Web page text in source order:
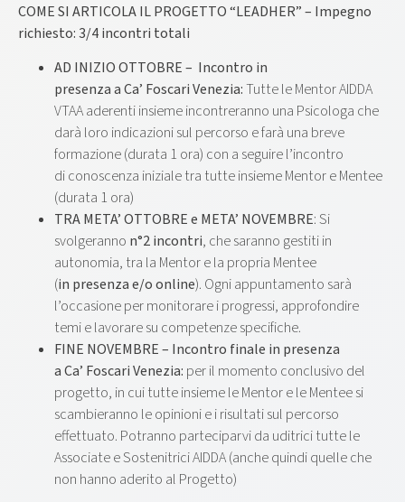
COME SI ARTICOLA IL PROGETTO “LEADHER” – Impegno
richiesto: 3/4 incontri totali
AD INIZIO OTTOBRE – Incontro in
presenza a Ca’ Foscari Venezia:Tutte le Mentor AIDDA
VTAA aderenti insieme incontreranno una Psicologa che
darà loro indicazioni sul percorso e farà una breve
formazione (durata 1 ora) con a seguire l’incontro
di conoscenza iniziale tra tutte insieme Mentor e Mentee
(durata 1 ora)
TRA META’ OTTOBRE e META’ NOVEMBRE: Si
svolgeranno n°2 incontri, che saranno gestiti in
autonomia, tra la Mentor e la propria Mentee
(in presenza e/o online). Ogni appuntamento sarà
l’occasione per monitorare i progressi, approfondire
temi e lavorare su competenze specifiche.
FINE NOVEMBRE – Incontro finale in presenza
aCa’ FoscariVenezia: per il momento conclusivo del
progetto, in cui tutte insieme le Mentor e le Mentee si
scambieranno le opinioni e i risultati sul percorso
effettuato. Potranno parteciparvi da uditrici tutte le
Associate e Sostenitrici AIDDA (anche quindi quelle che
non hanno aderito al Progetto)